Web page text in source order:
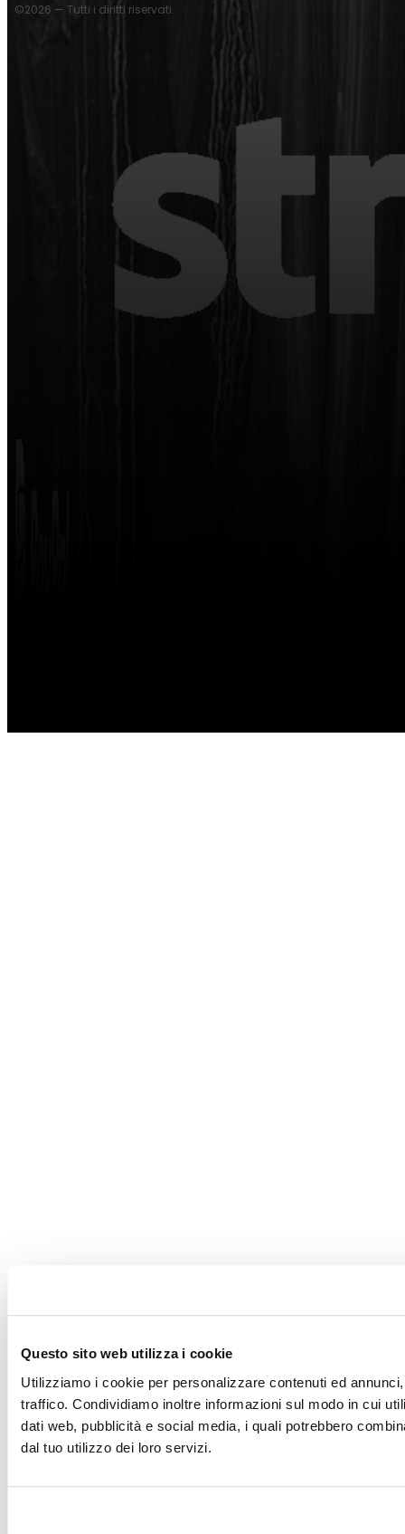
Questo sito web utilizza i cookie
Utilizziamo i cookie per personalizzare contenuti ed
traffico. Condividiamo inoltre informazioni sul modo in cui
dati web, pubblicità e social media, i quali potrebbero
dal tuo utilizzo dei loro servizi.
©2026 — Tutti i diritti riservati.